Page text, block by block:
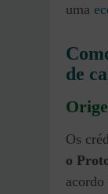
uma
de
Os
o
acordo